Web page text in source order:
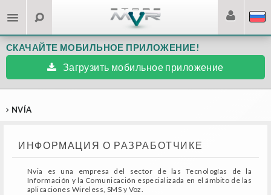
СКАЧАЙТЕ МОБИЛЬНОЕ ПРИЛОЖЕНИЕ!
Загрузить мобильное приложение
NVÍA
ИНФОРМАЦИЯ О РАЗРАБОТЧИКЕ
Nvia es una empresa del sector de las Tecnologías de la
Información y la Comunicación especializada en el ámbito de las
aplicaciones Wireless, SMS y Voz.